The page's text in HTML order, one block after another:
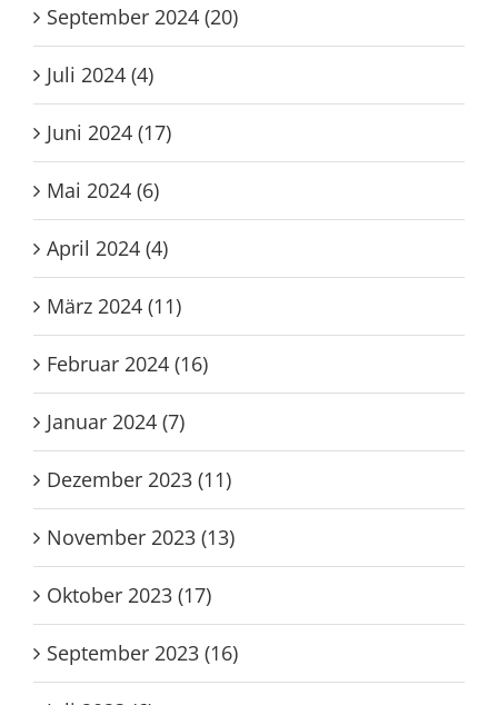
September 2024 (20)
Juli 2024 (4)
Juni 2024 (17)
Mai 2024 (6)
April 2024 (4)
März 2024 (11)
Februar 2024 (16)
Januar 2024 (7)
Dezember 2023 (11)
November 2023 (13)
Oktober 2023 (17)
September 2023 (16)